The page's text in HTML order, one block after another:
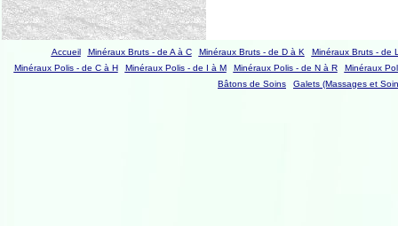
Accueil Minéraux Bruts - de A à C Minéraux Bruts - de D à K
Minéraux Bruts - de
Minéraux Polis - de C à H
Minéraux Polis - de I à M Minéraux Polis - de N à R
Minéraux
Bâtons de Soins
Galets (Massages et